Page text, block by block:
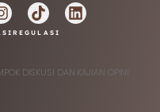
REGULASI
DISKUSI DAN KAJIAN OPINI